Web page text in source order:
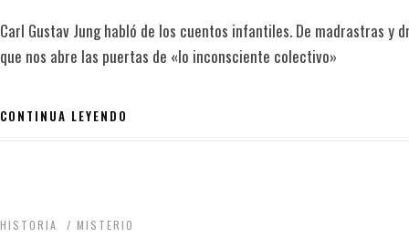
Carl Gustav Jung habló de los cuentos infantiles. De madrastras y
que nos abre las puertas de «lo inconsciente colectivo»
CONTINUA LEYENDO
HISTORIA / MISTERIO